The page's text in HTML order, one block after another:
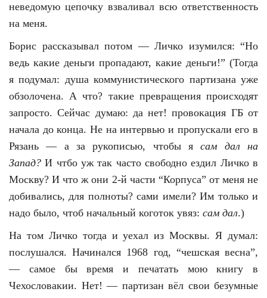
неведомую цепочку взваливал всю ответственность
на меня.
Борис рассказывал потом — Личко изумился: “Но
ведь какие деньги пропадают, какие деньги!” (Тогда
я подумал: душа коммунистического партизана уже
обзолочена. А что? такие превращения происходят
запросто. Сейчас думаю: да нет! провокация ГБ от
начала до конца. Не на интервью и пропускали его в
Рязань — а за рукописью, чтобы ясам дал на
Запад? И чтбо уж так часто свободно ездил Личко в
Москву? И что ж они 2-й части “Корпуса” от меня не
добивались, для полноты? сами имели? Им только и
надо было, чтоб начальный коготок увяз: сам дал.)
На том Личко тогда и уехал из Москвы. Я думал:
послушался. Начинался 1968 год, “чешская весна”,
— самое бы время и печатать мою книгу в
Чехословакии. Нет! — партизан вёл свои безумные